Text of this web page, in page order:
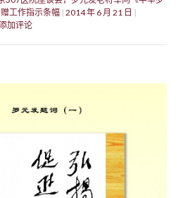
工作指示条幅 2014 年 6 月 21 日
加评论